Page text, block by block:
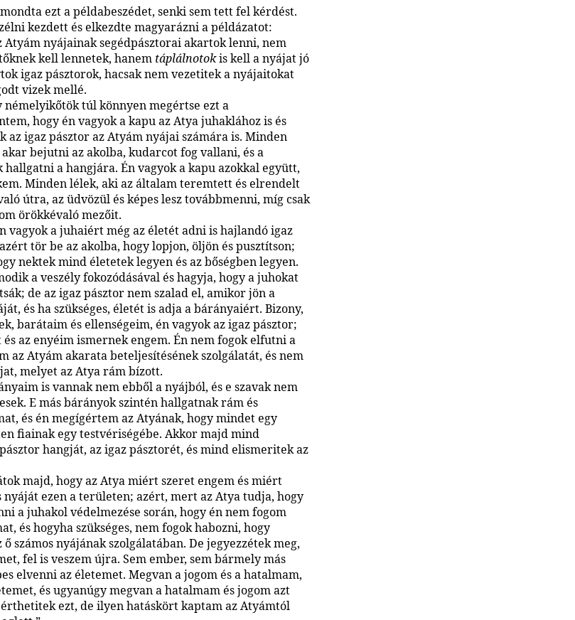
ezt a példabeszédet, senki sem tett fel kérdést.
kezdett és elkezdte magyarázni a példázatot:
Atyám nyájainak segédpásztorai akartok lenni, nem
kell lennetek, hanem táplálnotokis kell a nyájat jó
igaz pásztorok, hacsak nem vezetitek a nyájaitokat
vizek mellé.
némelyikőtök túl könnyen megértse ezt a
hogy én vagyok a kapu az Atya juhaklához is és
az igaz pásztor az Atyám nyájai számára is. Minden
bejutni az akolba, kudarcot fog vallani, és a
a hangjára. Én vagyok a kapu azokkal együtt,
Minden lélek, aki az általam teremtett és elrendelt
útra, az üdvözül és képes lesz továbbmenni, míg csak
örökkévaló mezőit.
vagyok a juhaiért még az életét adni is hajlandó igaz
tör be az akolba, hogy lopjon, öljön és pusztítson;
nektek mind életetek legyen és az bőségben legyen.
a veszély fokozódásával és hagyja, hogy a juhokat
de az igaz pásztor nem szalad el, amikor jön a
és ha szükséges, életét is adja a bárányaiért. Bizony,
barátaim és ellenségeim, én vagyok az igaz pásztor;
az enyéim ismernek engem. Én nem fogok elfutni a
az Atyám akarata beteljesítésének szolgálatát, és nem
melyet az Atya rám bízott.
is vannak nem ebből a nyájból, és e szavak nem
E más bárányok szintén hallgatnak rám és
és én megígértem az Atyának, hogy mindet egy
fiainak egy testvériségébe. Akkor majd mind
hangját, az igaz pásztorét, és mind elismeritek az
majd, hogy az Atya miért szeret engem és miért
nyáját ezen a területen; azért, mert az Atya tudja, hogy
a juhakol védelmezése során, hogy én nem fogom
és hogyha szükséges, nem fogok habozni, hogy
számos nyájának szolgálatában. De jegyezzétek meg,
fel is veszem újra. Sem ember, sem bármely más
elvenni az életemet. Megvan a jogom és a hatalmam,
és ugyanúgy megvan a hatalmam és jogom azt
ezt, de ilyen hatáskört kaptam az Atyámtól